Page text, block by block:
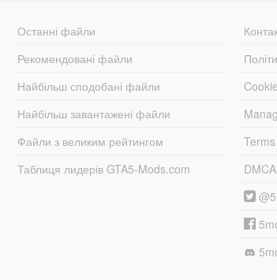
Останні файли
Рекомендовані файли
Найбільш сподобані файли
Найбільш завантажені файли
Файли з великим рейтингом
Таблиця лидерів GTA5-Mods.com
DMCA